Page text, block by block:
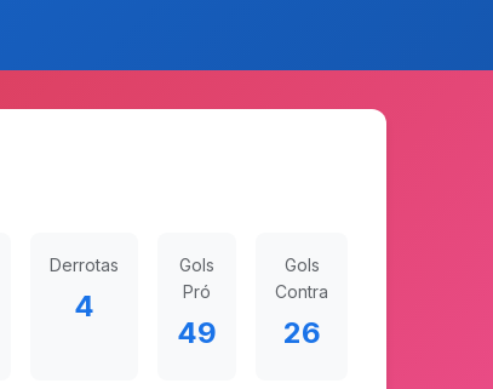
Derrotas
4
Gols
Pró
49
Gols
Contra
26